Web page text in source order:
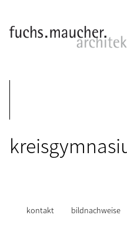
kontakt bildnachweise